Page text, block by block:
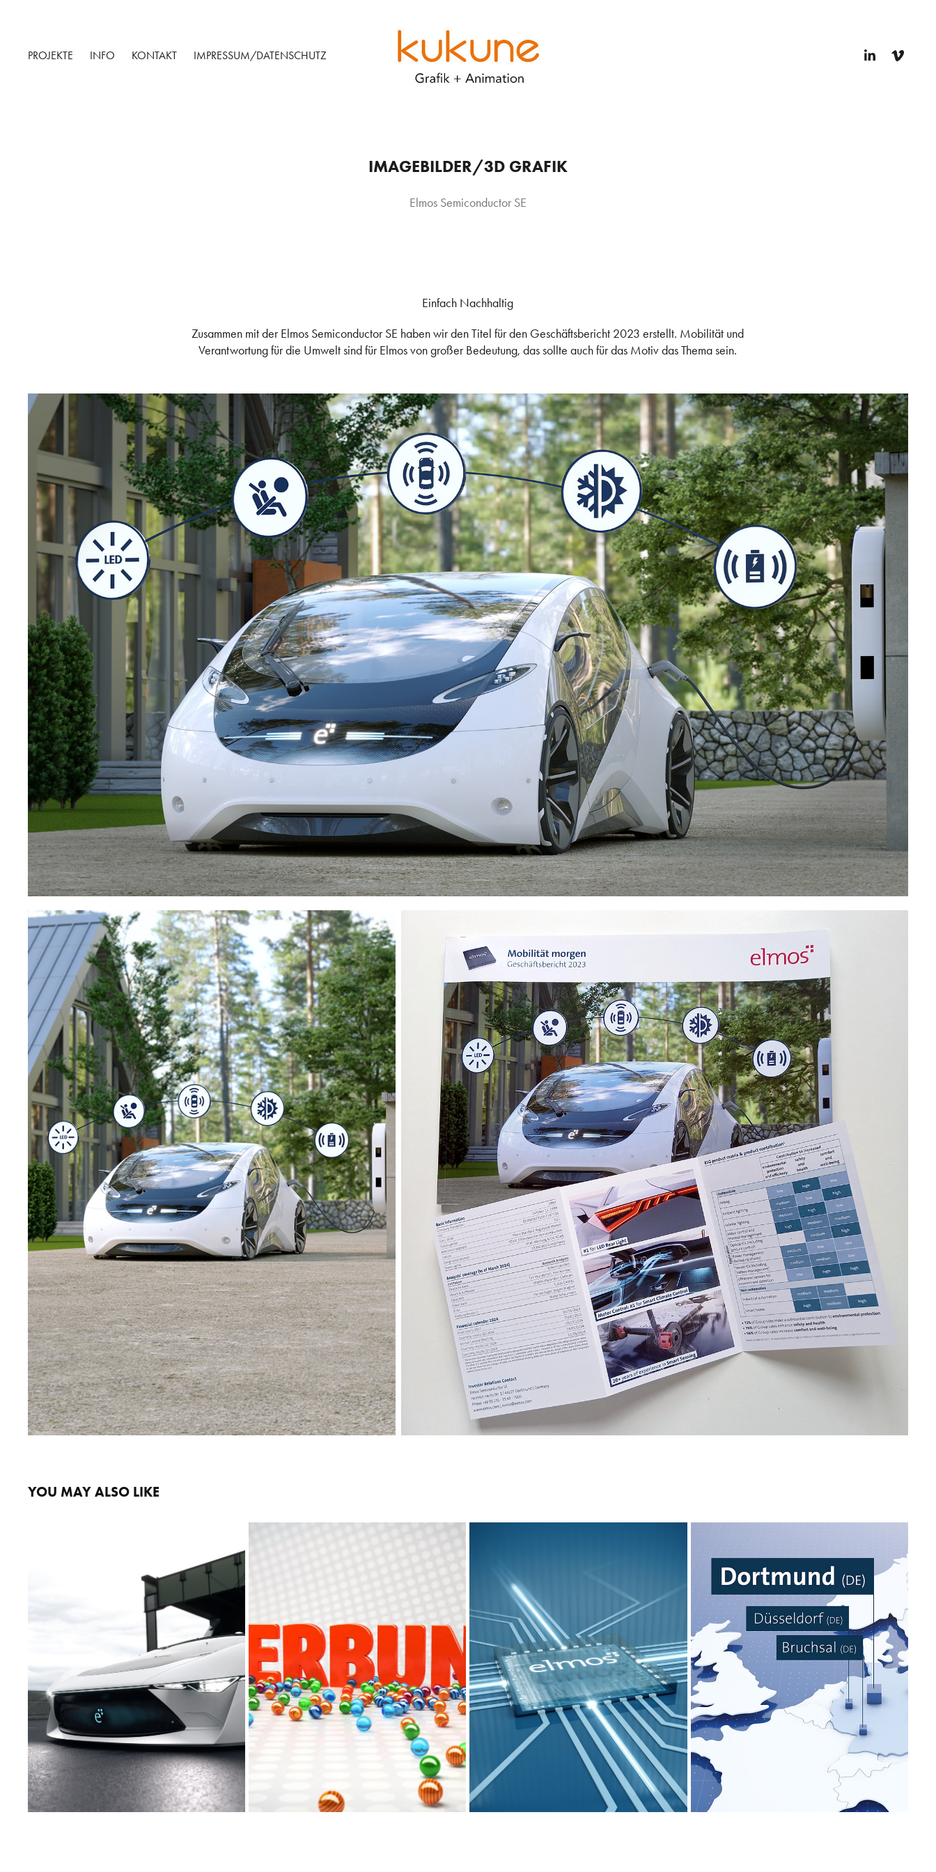
PROJEKTE INFO KONTAKT IMPRESSUM/DATENSCHUTZ
IMAGEBILDER/3D GRAFIK
Elmos Semiconductor SE
Einfach Nachhaltig
Zusammen mit der Elmos Semiconductor SE haben wir den Titel für den Geschäftsbericht 2023 erstellt. Mobilität und
Verantwortung für die Umwelt sind für Elmos von großer Bedeutung, das sollte auch für das Motiv das Thema sein.
YOU MAY ALSO LIKE
IMAGEFILM/3D ANIMATION TRAILER/3D ANIMATION
2018
ILLUSTRATION/3D ANIMATION
2022
ILLUSTRATION/3D GRAFIK
2022